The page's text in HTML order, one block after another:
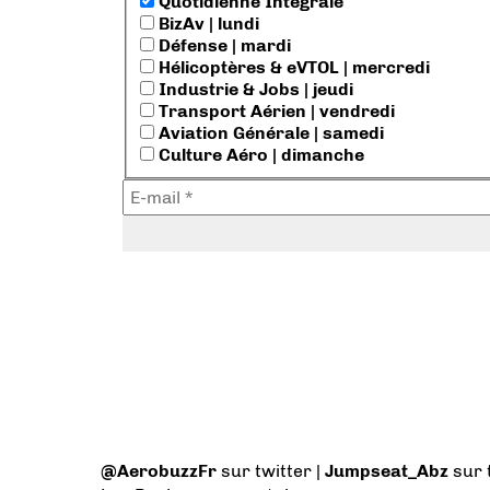
BizAv | lundi
Défense | mardi
Hélicoptères & eVTOL | mercredi
Industrie & Jobs | jeudi
Transport Aérien | vendredi
Aviation Générale | samedi
Culture Aéro | dimanche
@AerobuzzFr sur twitter | Jumpseat_Abz sur